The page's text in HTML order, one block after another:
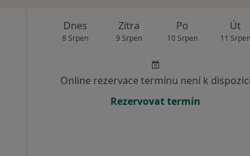
Dnes
8 Srpen
Zítra
9 Srpen
Po
10 Srpen
Út
11 Srpen
Online rezervace termínu není k dispozici
Rezervovat termín